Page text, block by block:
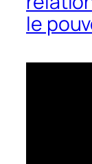
le